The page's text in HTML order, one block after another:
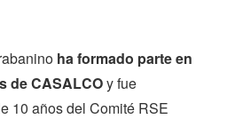
ha formado parte en
de CASALCOy fue
10 años del Comité RSE